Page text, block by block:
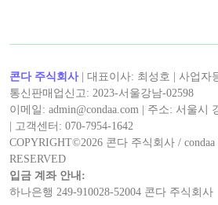
< 캡틴후크 >의 최신 콘텐츠!